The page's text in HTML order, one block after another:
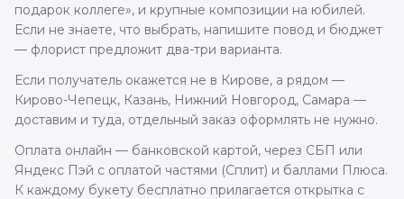
подарок коллеге», и крупные композиции на юбилей.
Если не знаете, что выбрать, напишите повод и бюджет
— флорист предложит два-три варианта.
Если получатель окажется не в Кирове, а рядом —
Кирово-Чепецк, Казань, Нижний Новгород, Самара —
доставим и туда, отдельный заказ оформлять не нужно.
Оплата онлайн — банковской картой, через СБП или
Яндекс Пэй с оплатой частями (Сплит) и баллами Плюса.
К каждому букету бесплатно прилагается открытка с